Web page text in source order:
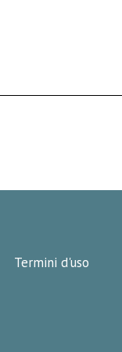
Termini d'uso